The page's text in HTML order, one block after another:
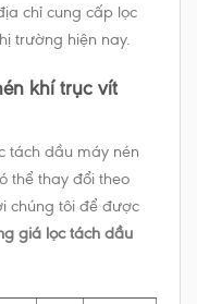
chỉ cung cấp lọc
trường hiện nay.
khí trục vít
tách dầu máy nén
thể thay đổi theo
chúng tôi để được
giá lọc tách dầu